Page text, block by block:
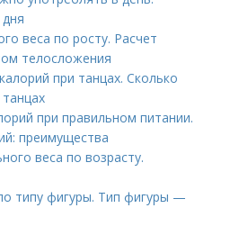
веса по росту. Расчет
телосложения
при танцах. Сколько
при правильном питании.
преимущества
веса по возрасту.
типу фигуры. Тип фигуры —